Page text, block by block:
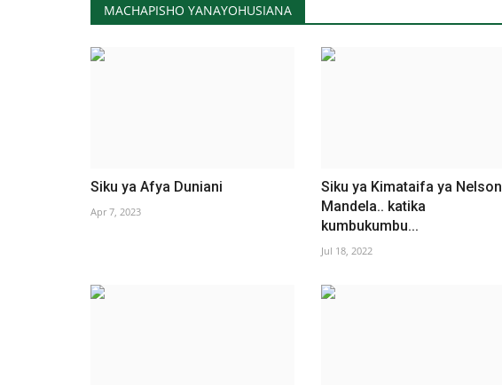
MACHAPISHO YANAYOHUSIANA
Siku ya Afya Duniani
Apr 7, 2023
Siku ya Kimataifa ya Nelson
Mandela.. katika
kumbukumbu...
Jul 18, 2022